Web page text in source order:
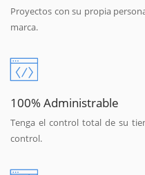
Proyectos con su propia
marca.
100% Administrable
Tenga el control total de su
control.